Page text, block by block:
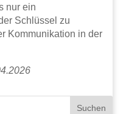
nur ein
Schlüssel zu
Kommunikation in der